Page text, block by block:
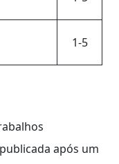
1-5
após um